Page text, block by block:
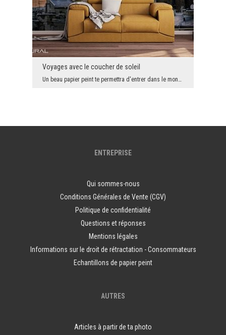
Voyages avec le coucher de soleil
Un beau papier peint te permettra d'entrer dans le monde beau et délicat. Si tu veux changer ce q...
ENTREPRISE
Qui sommes-nous
Conditions Générales de Vente (CGV)
Politique de confidentialité
Questions et réponses
Mentions légales
Informations sur le droit de rétractation - Consommateurs
Echantillons de papier peint
AUTRES
Articles à partir de ta photo